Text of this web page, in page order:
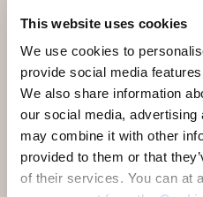
This website uses cookies
We use cookies to
provide social media
We also share information
our social media,
may combine it with other
provided to them or that
of their services. You can at
BELVEDERE HOTEL
Häuser sind
Engadin Bad Scuol
hinzu gehört
Businesshotel
UNSERE